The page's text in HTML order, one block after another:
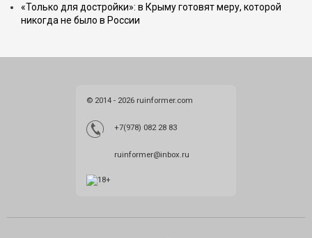
«Только для достройки»: в Крыму готовят меру, которой
никогда не было в России
© 2014 - 2026 ruinformer.com
+7(978) 082 28 83
ruinformer@inbox.ru